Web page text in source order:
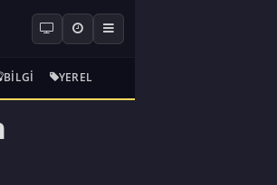
BILGI YEREL